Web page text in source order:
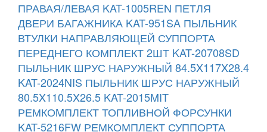
ПРАВАЯ/ЛЕВАЯ KAT-1005REN ПЕТЛЯ
ДВЕРИ БАГАЖНИКА KAT-951SA ПЫЛЬНИК
ВТУЛКИ НАПРАВЛЯЮЩЕЙ СУППОРТА
ПЕРЕДНЕГО КОМПЛЕКТ 2ШТ KAT-20708SD
ПЫЛЬНИК ШРУС НАРУЖНЫЙ 84.5X117X28.4
KAT-2024NIS ПЫЛЬНИК ШРУС НАРУЖНЫЙ
80.5X110.5X26.5 KAT-2015MIT
РЕМКОMПЛЕКТ ТОПЛИВНОЙ ФОРСУНКИ
KAT-5216FW РЕМКОМПЛЕКТ СУППОРТА